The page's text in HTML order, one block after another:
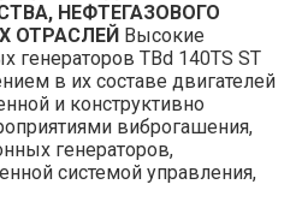
НЕФТЕГАЗОВОГО
ОТРАСЛЕЙ Высокие
генераторов TBd 140TS ST
в их составе двигателей
и конструктивно
виброгашения,
генераторов,
системой управления,